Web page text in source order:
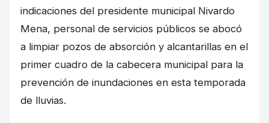
indicaciones del presidente municipal Nivardo
Mena, personal de servicios públicos se abocó
a limpiar pozos de absorción y alcantarillas en el
primer cuadro de la cabecera municipal para la
prevención de inundaciones en esta temporada
de lluvias.